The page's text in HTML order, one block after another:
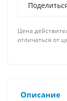
Цена
отличаться от
Описание